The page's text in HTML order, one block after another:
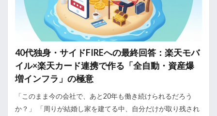
40代独身・サイドFIREへの最終回答：楽天モバ
イル×楽天カード連携で作る「全自動・資産爆
増インフラ」の極意
「このまま今の会社で、あと20年も働き続けられるだろう
か？」 「周りが結婚し家を建てる中、自分だけが取り残され